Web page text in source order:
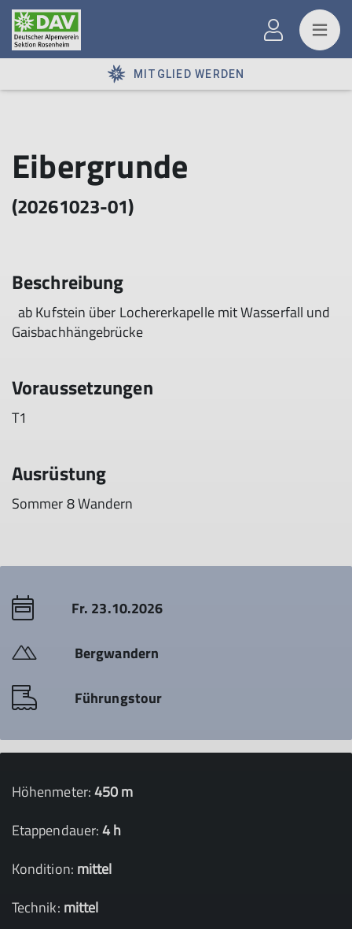
MITGLIED WERDEN
Eibergrunde
(20261023-01)
Beschreibung
ab Kufstein über Lochererkapelle mit Wasserfall und
Gaisbachhängebrücke
Voraussetzungen
T1
Ausrüstung
Sommer 8 Wandern
Fr. 23.10.2026
Bergwandern
Führungstour
Höhenmeter:450 m
Etappendauer:4 h
Kondition: mittel
Technik: mittel